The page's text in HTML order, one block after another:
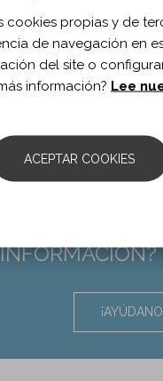
marcha de los
programa...
cookies propias y de
de navegación en
del site o
información? Lee
ACEPTAR COOKIES